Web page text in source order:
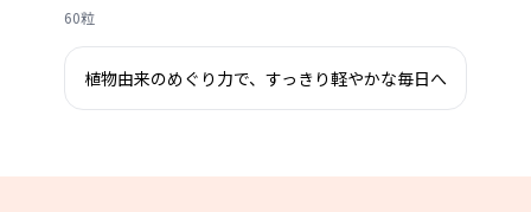
60粒
植物由来のめぐり力で、すっきり軽やかな毎日へ